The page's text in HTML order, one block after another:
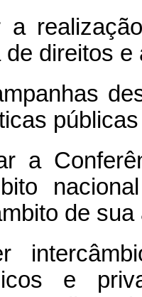
direitos
a
de sua
e